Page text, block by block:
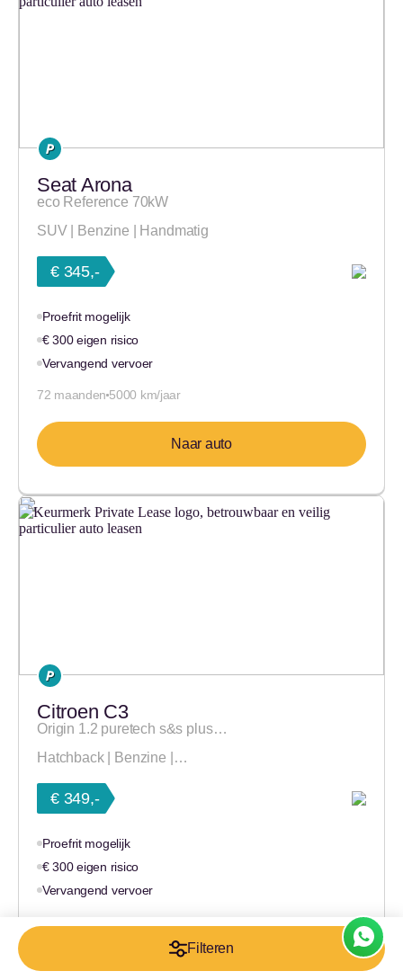
Filteren
Seat Arona
eco Reference 70kW
SUV | Benzine | Handmatig
€ 345,-
Proefrit mogelijk
€ 300 eigen risico
Vervangend vervoer
72 maanden 5000 km/jaar
Naar auto
Citroen C3
Origin 1.2 puretech s&s plus…
Hatchback | Benzine |…
€ 349,-
Proefrit mogelijk
€ 300 eigen risico
Vervangend vervoer
Naar auto